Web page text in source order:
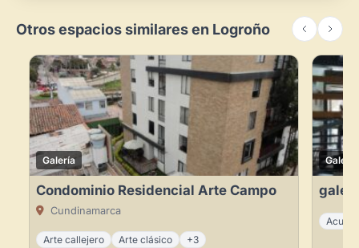
Otros espacios similares en Logroño
Galería
Condominio Residencial Arte Campo
Cundinamarca
Arte callejero Arte clásico +3
Galería